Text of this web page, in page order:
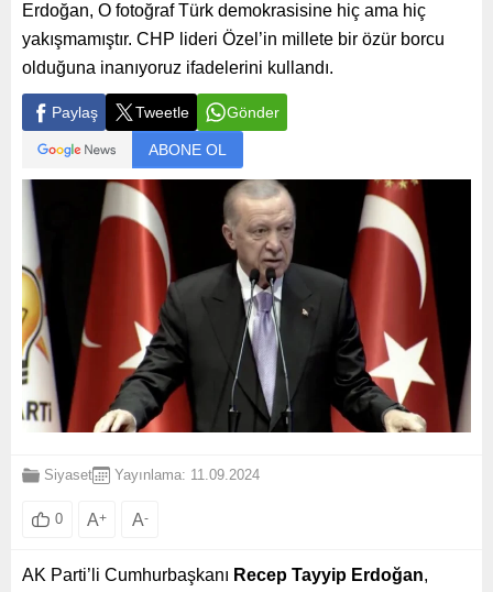
Erdoğan, O fotoğraf Türk demokrasisine hiç ama hiç
yakışmamıştır. CHP lideri Özel’in millete bir özür borcu
olduğuna inanıyoruz ifadelerini kullandı.
Paylaş Tweetle Gönder
ABONE OL
Siyaset Yayınlama: 11.09.2024
0 A+ A-
AK Parti’li Cumhurbaşkanı Recep Tayyip Erdoğan,